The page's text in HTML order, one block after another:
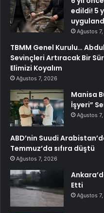
edildi! 5
Ağustos
TBMM Genel Kurulu…
Sevinçleri Artıracak Bir
Elimizi Koyalım
Ağustos 7, 2026
Manisa
İşyeri”
Ağustos
ABD’nin Suudi
Temmuz’da sıfıra düştü
Ağustos 7, 2026
Etti
Ağustos